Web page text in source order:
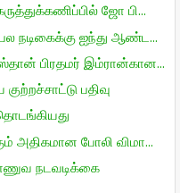
ஜோ பி...
நடிகைக்கு ஐந்து ஆண்ட...
பிரதமர் இம்ரான்கான...
பதிவு
அதிகமான போலி விமா...
நடவடிக்கை